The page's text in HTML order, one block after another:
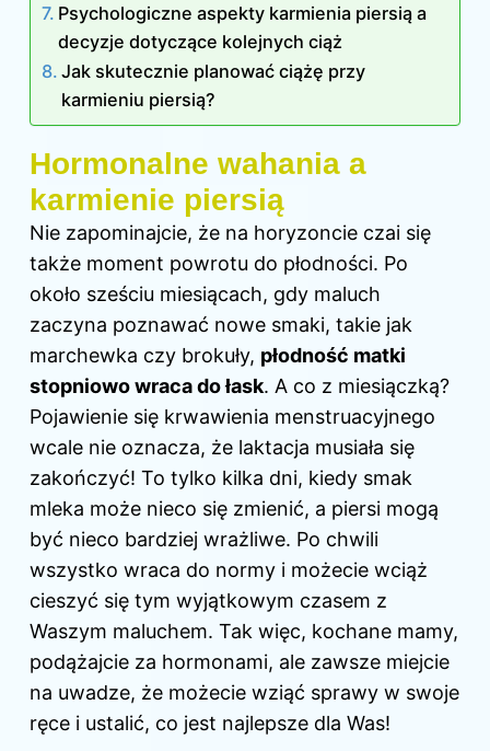
Psychologiczne aspekty karmienia piersią a
decyzje dotyczące kolejnych ciąż
Jak skutecznie planować ciążę przy
karmieniu piersią?
Hormonalne wahania a
karmienie piersią
Nie zapominajcie, że na horyzoncie czai się
także moment powrotu do płodności. Po
około sześciu miesiącach, gdy maluch
zaczyna poznawać nowe smaki, takie jak
marchewka czy brokuły, płodność matki
stopniowo wraca do łask. A co z miesiączką?
Pojawienie się krwawienia menstruacyjnego
wcale nie oznacza, że laktacja musiała się
zakończyć! To tylko kilka dni, kiedy smak
mleka może nieco się zmienić, a piersi mogą
być nieco bardziej wrażliwe. Po chwili
wszystko wraca do normy i możecie wciąż
cieszyć się tym wyjątkowym czasem z
Waszym maluchem. Tak więc, kochane mamy,
podążajcie za hormonami, ale zawsze miejcie
na uwadze, że możecie wziąć sprawy w swoje
ręce i ustalić, co jest najlepsze dla Was!